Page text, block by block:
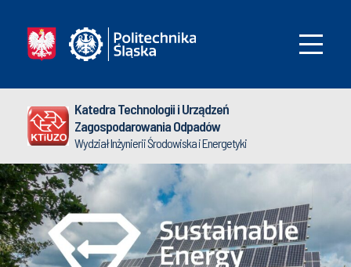
Katedra Technologii i Urządzeń
Zagospodarowania Odpadów
Wydział Inżynierii Środowiska i Energetyki